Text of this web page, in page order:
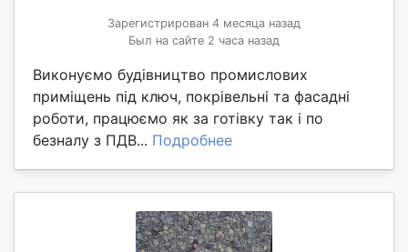
Зарегистрирован 4 месяца назад
Был на сайте 2 часа назад
Виконуємо будівництво промислових
приміщень під ключ, покрівельні та фасадні
роботи, працюємо як за готівку так і по
безналу з ПДВ... Подробнее